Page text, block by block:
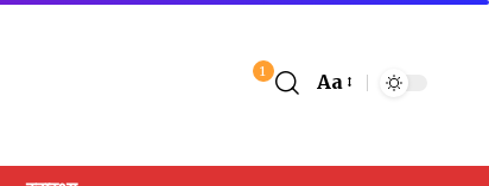
1 Aa